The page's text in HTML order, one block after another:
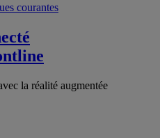
courantes
la réalité augmentée